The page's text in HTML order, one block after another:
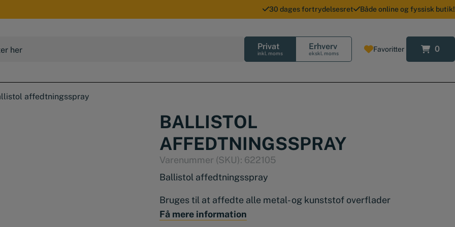
30 dages fortrydelsesret Både online og fyssisk butik!
Privat
inkl. moms
Erhverv
ekskl. moms Favoritter 0
0
affedtningsspray
BALLISTOL
AFFEDTNINGSSPRAY
Varenummer (SKU): 622105
Ballistol affedtningsspray
Bruges til at affedte alle metal- og kunststof overflader
Ideel til forbehandling inden brunering eller galvanisering og til
Få mere information